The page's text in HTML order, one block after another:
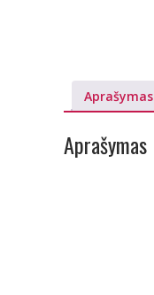
Aprašymas
Aprašymas